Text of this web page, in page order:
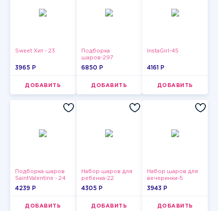
Sweet Хит - 23
3965 P
ДОБАВИТЬ
Подборка
шаров-297
6850 P
ДОБАВИТЬ
InstaGirl-45
4161 P
ДОБАВИТЬ
Подборка шаров
SaintValentine - 24
4239 P
ДОБАВИТЬ
Набор шаров для
ребенка-22
4305 P
ДОБАВИТЬ
Набор шаров для
вечеринки-5
3943 P
ДОБАВИТЬ